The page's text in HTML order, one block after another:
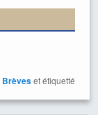
Brèveset étiquetté